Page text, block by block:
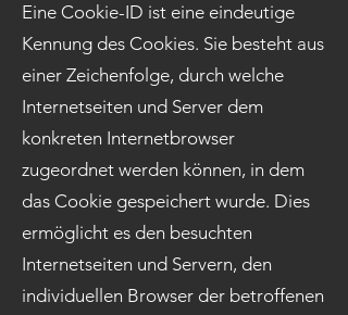
Eine Cookie-ID ist eine eindeutige
Kennung des Cookies. Sie besteht aus
einer Zeichenfolge, durch welche
Internetseiten und Server dem
konkreten Internetbrowser
zugeordnet werden können, in dem
das Cookie gespeichert wurde. Dies
ermöglicht es den besuchten
Internetseiten und Servern, den
individuellen Browser der betroffenen